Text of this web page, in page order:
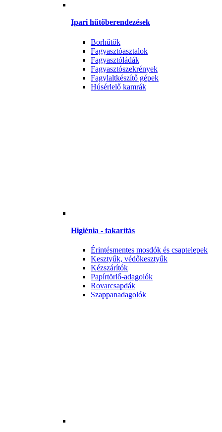
Ipari hűtőberendezések
Borhűtők
Fagyasztóasztalok
Fagyasztóládák
Fagyasztószekrények
Fagylaltkészítő gépek
Húsérlelő kamrák
Higiénia - takarítás
Érintésmentes mosdók és csaptelepek
Kesztyűk, védőkesztyűk
Kézszárítók
Papírtörlő-adagolók
Rovarcsapdák
Szappanadagolók